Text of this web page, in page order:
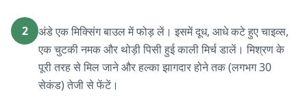
2
अंडे एक मिक्सिंग बाउल में फोड़ लें। इसमें दूध, आधे कटे हुए चाइव्स,
एक चुटकी नमक और थोड़ी पिसी हुई काली मिर्च डालें। मिश्रण के
पूरी तरह से मिल जाने और हल्का झागदार होने तक (लगभग 30
सेकंड) तेजी से फेंटें।